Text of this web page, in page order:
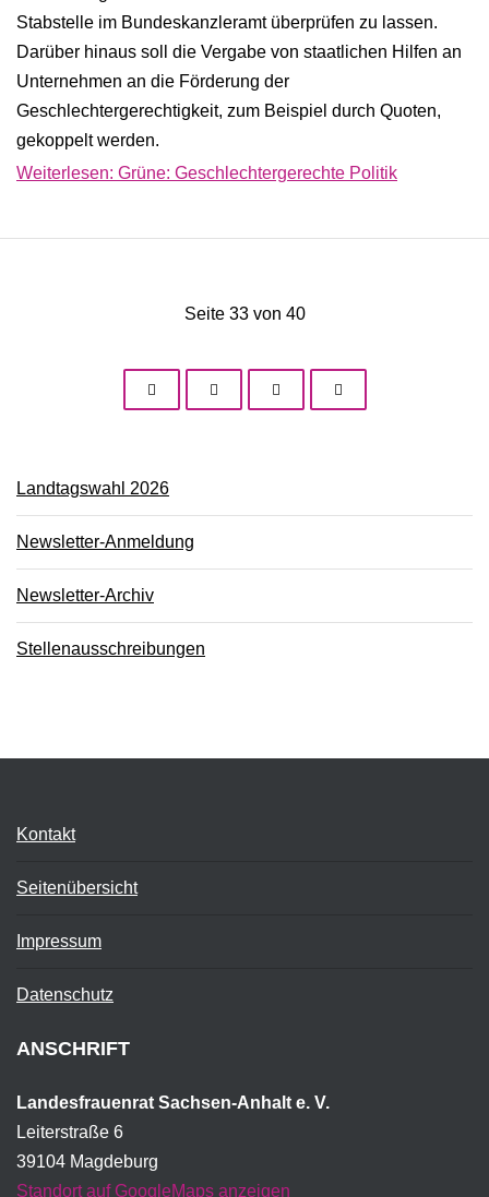
Stabstelle im Bundeskanzleramt überprüfen zu lassen.
Darüber hinaus soll die Vergabe von staatlichen Hilfen an
Unternehmen an die Förderung der
Geschlechtergerechtigkeit, zum Beispiel durch Quoten,
gekoppelt werden.
Weiterlesen: Grüne: Geschlechtergerechte Politik
Seite 33 von 40
Landtagswahl 2026
Newsletter-Anmeldung
Newsletter-Archiv
Stellenausschreibungen
Kontakt
Seitenübersicht
Impressum
Datenschutz
ANSCHRIFT
Landesfrauenrat Sachsen-Anhalt e. V.
Leiterstraße 6
39104 Magdeburg
Standort auf GoogleMaps anzeigen